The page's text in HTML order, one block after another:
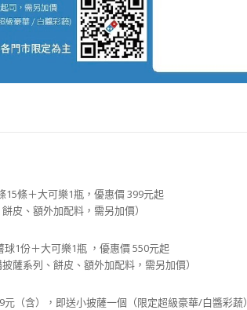
條＋大可樂1瓶，優惠價 399元起
皮、額外加配料，需另加價）
1份＋大可樂1瓶 ，優惠價 550元起
薩系列、餅皮、額外加配料，需另加價）
（含），即送小披薩一個（限定超級豪華/白醬彩蔬）